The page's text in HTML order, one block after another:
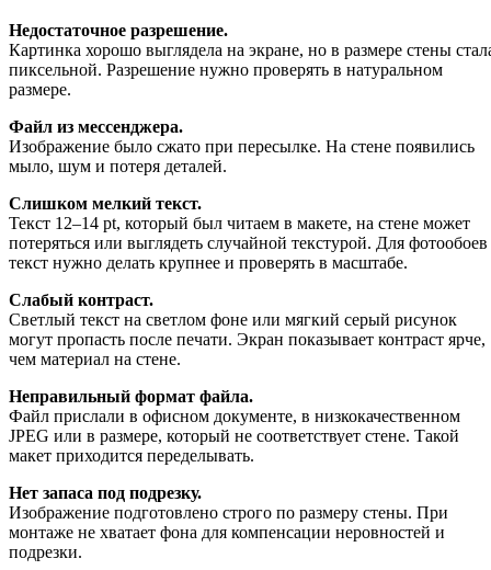
Недостаточное разрешение.
Картинка хорошо выглядела на экране, но в размере стены
пиксельной. Разрешение нужно проверять в натуральном
размере.
Файл из мессенджера.
Изображение было сжато при пересылке. На стене появились
мыло, шум и потеря деталей.
Слишком мелкий текст.
Текст 12–14 pt, который был читаем в макете, на стене может
потеряться или выглядеть случайной текстурой. Для фотообоев
текст нужно делать крупнее и проверять в масштабе.
Слабый контраст.
Светлый текст на светлом фоне или мягкий серый рисунок
могут пропасть после печати. Экран показывает контраст ярче,
чем материал на стене.
Неправильный формат файла.
Файл прислали в офисном документе, в низкокачественном
JPEG или в размере, который не соответствует стене. Такой
макет приходится переделывать.
Нет запаса под подрезку.
Изображение подготовлено строго по размеру стены. При
монтаже не хватает фона для компенсации неровностей и
подрезки.